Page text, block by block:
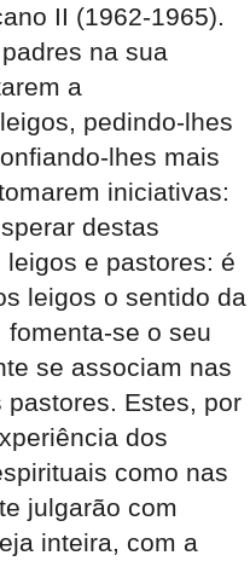
II (1962-1965).
na sua
a
pedindo-lhes
lhes mais
iniciativas:
destas
e pastores: é
leigos o sentido da
se o seu
se associam nas
Estes, por
dos
como nas
julgarão com
inteira, com a